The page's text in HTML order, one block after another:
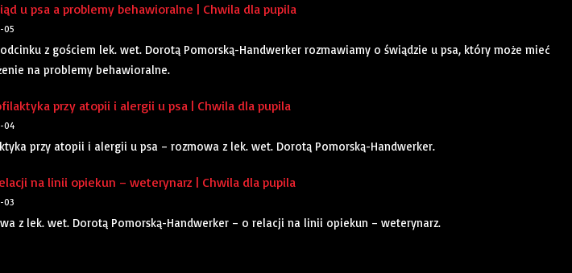
u psa a problemy behawioralne | Chwila dla pupila
05
z gościem lek. wet. Dorotą Pomorską-Handwerker rozmawiamy o świądzie u psa, który może mieć
na problemy behawioralne.
przy atopii i alergii u psa | Chwila dla pupila
04
przy atopii i alergii u psa – rozmowa z lek. wet. Dorotą Pomorską-Handwerker.
na linii opiekun – weterynarz | Chwila dla pupila
03
z lek. wet. Dorotą Pomorską-Handwerker – o relacji na linii opiekun – weterynarz.